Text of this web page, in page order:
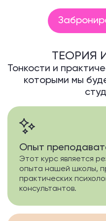
ТЕОРИЯ
Тонкости и
которыми мы
Опыт
Этот курс является
опыта нашей школы,
практических
консультантов.